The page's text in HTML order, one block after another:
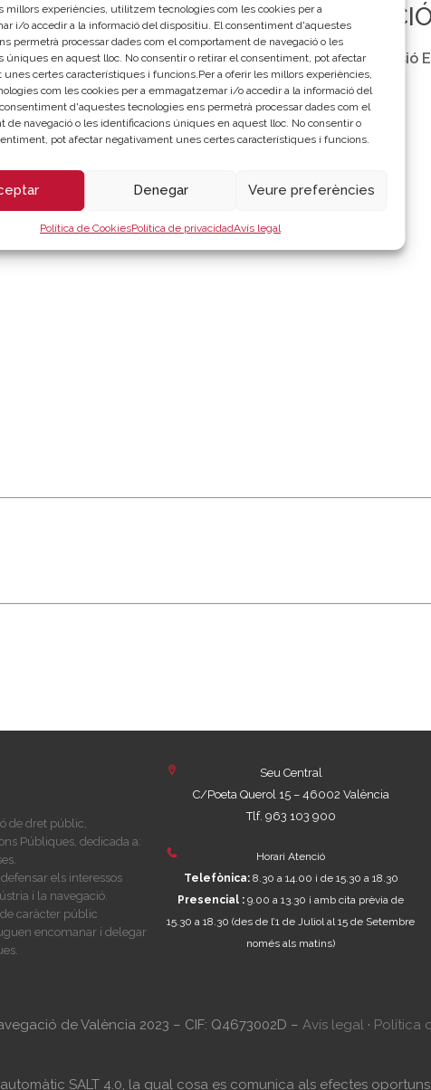
millors experiències, utilitzem tecnologies com les cookies per a
i/o accedir a la informació del dispositiu. El consentiment d'aquestes
permetrà processar dades com el comportament de navegació o les
úniques en aquest lloc. No consentir o retirar el consentiment, pot afectar
unes certes característiques i funcions.Per a oferir les millors experiències,
com les cookies per a emmagatzemar i/o accedir a la informació del
d'aquestes tecnologies ens permetrà processar dades com el
de navegació o les identificacions úniques en aquest lloc. No consentir o
pot afectar negativament unes certes característiques i funcions.
Denegar Veure preferències
Política de CookiesPolítica de privacidadAvís legal
social.
LLOC DE
Webinar - Cambra València | Sessió
Descarregar programa
de dret públic,
Públiques, dedicada a:
els interessos
i la navegació.
caràcter públic
encomanar i delegar
Seu Central
C/Poeta Querol 15 – 46002 València
Tlf. 963 103 900
Horari Atenció
Telefònica:8.30 a 14.00 i de 15.30 a 18.30
Presencial : 9.00 a 13.30 i amb cita prèvia de
15.30 a 18.30(des de l’1 de Juliol al 15 de Setembre
només als matins)
de València 2023 – CIF: Q4673002D – Avís legal · Política
SALT 4.0, la qual cosa es comunica als efectes